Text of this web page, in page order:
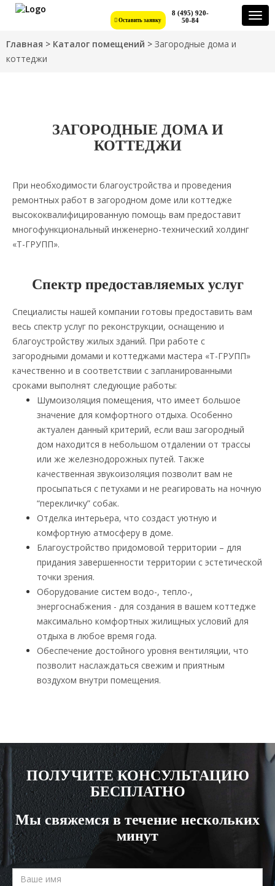
Оставить заявку
8 (495) 920-
50-84
Главная > Каталог помещений > Загородные дома и
коттеджи
ЗАГОРОДНЫЕ ДОМА И
КОТТЕДЖИ
При необходимости благоустройства и проведения
ремонтных работ в загородном доме или коттедже
высококвалифицированную помощь вам предоставит
многофункциональный инженерно-технический холдинг
«Т-ГРУПП».
Спектр предоставляемых услуг
Специалисты нашей компании готовы предоставить вам
весь спектр услуг по реконструкции, оснащению и
благоустройству жилых зданий. При работе с
загородными домами и коттеджами мастера «Т-ГРУПП»
качественно и в соответствии с запланированными
сроками выполнят следующие работы:
Шумоизоляция помещения, что имеет большое
значение для комфортного отдыха. Особенно
актуален данный критерий, если ваш загородный
дом находится в небольшом отдалении от трассы
или же железнодорожных путей. Также
качественная звукоизоляция позволит вам не
просыпаться с петухами и не реагировать на ночную
“перекличку” собак.
Отделка интерьера, что создаст уютную и
комфортную атмосферу в доме.
Благоустройство придомовой территории – для
придания завершенности территории с эстетической
точки зрения.
Оборудование систем водо-, тепло-,
энергоснабжения - для создания в вашем коттедже
максимально комфортных жилищных условий для
отдыха в любое время года.
Обеспечение достойного уровня вентиляции, что
позволит наслаждаться свежим и приятным
воздухом внутри помещения.
ПОЛУЧИТЕ КОНСУЛЬТАЦИЮ
БЕСПЛАТНО
Мы свяжемся в течение нескольких
минут